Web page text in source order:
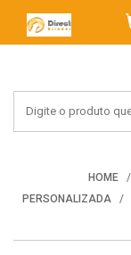
HOME
PERSONALIZADA